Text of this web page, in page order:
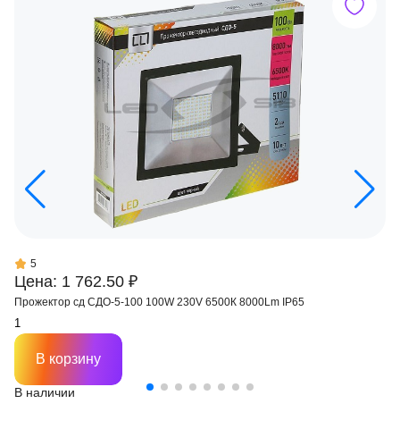
Цена: 1 762.50 ₽
5
Прожектор сд СДО-5-100 100W 230V 6500К 8000Lm IP65
В наличии
В корзину